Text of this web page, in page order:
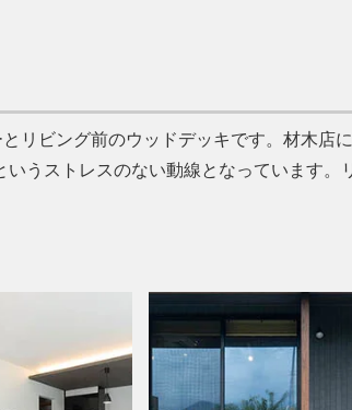
リビング前のウッドデッキです。材木店
うストレスのない動線となっています。